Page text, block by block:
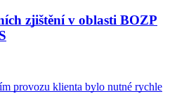
zjištění v oblasti BOZP
provozu klienta bylo nutné rychle